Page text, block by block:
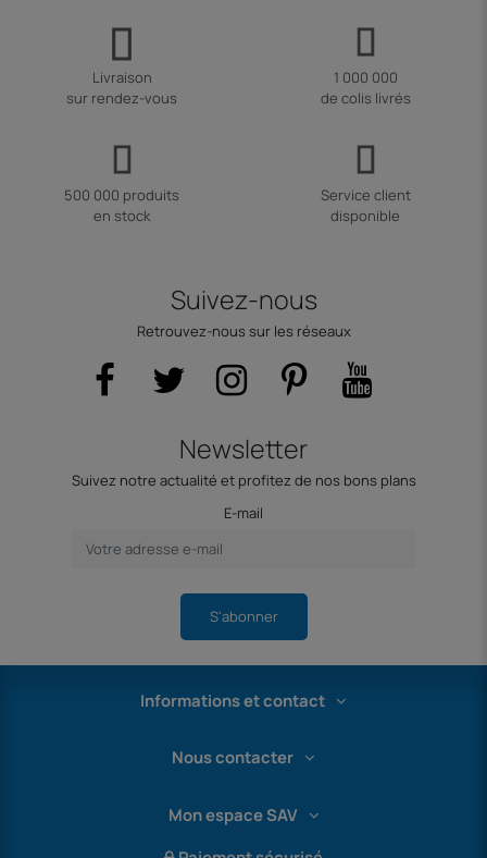
Livraison
sur rendez-vous
1 000 000
de colis livrés
500 000 produits
en stock
Service client
disponible
Suivez-nous
Retrouvez-nous sur les réseaux
Newsletter
Suivez notre actualité et profitez de nos bons plans
E-mail
S'abonner
Informations et contact
Nous contacter
Mon espace SAV